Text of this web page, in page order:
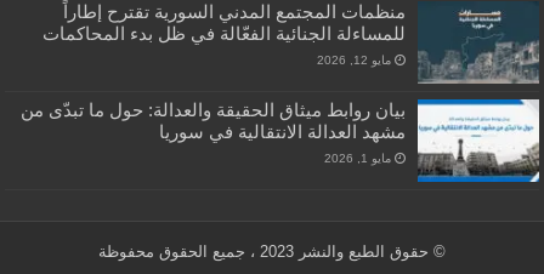
منظمات المجتمع المدني السورية تقترح إطاراً
للمساءلة الجنائية الفعّالة في ظل بدء المحاكمات
مايو 12, 2026
بيان روابط ميثاق الحقيقة والعدالة: حول ما تبدّى من
مشهد العدالة الانتقالية في سوريا
مايو 1, 2026
© حقوق الطبع والنشر 2023 ، جميع الحقوق محفوظة